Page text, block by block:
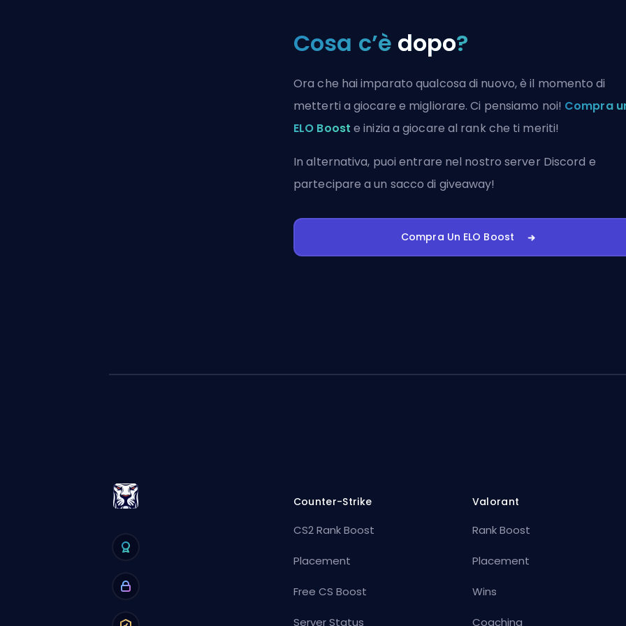
Cosa c’è dopo?
Ora che hai imparato qualcosa di nuovo, è il momento di
metterti a giocare e migliorare. Ci pensiamo noi! Compra
ELO Boost e inizia a giocare al rank che ti meriti!
In alternativa, puoientrare nel nostro server Discord e
partecipare a un sacco di giveaway!
Compra Un ELO Boost
Counter-Strike
CS2 Rank Boost
Placement
Free CS Boost
Server Status
Valorant
Rank Boost
Placement
Wins
Coaching